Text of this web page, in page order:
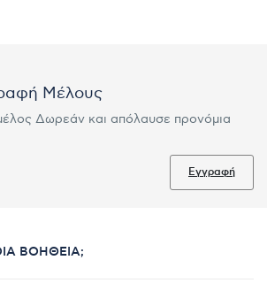
Μέλους
Δωρεάν και απόλαυσε προνόμια
Εγγραφή
ΒΟΉΘΕΙΑ;